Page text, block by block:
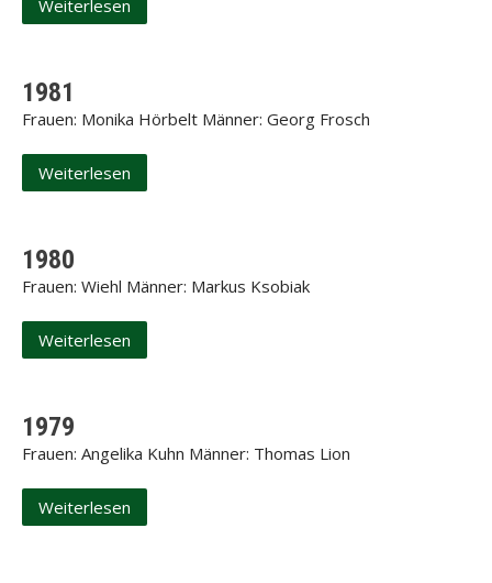
Weiterlesen
1981
Frauen: Monika Hörbelt Männer: Georg Frosch
Weiterlesen
1980
Frauen: Wiehl Männer: Markus Ksobiak
Weiterlesen
1979
Frauen: Angelika Kuhn Männer: Thomas Lion
Weiterlesen